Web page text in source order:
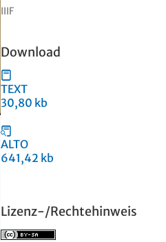
IIIF
Download
TEXT
30,80 kb
ALTO
641,42 kb
Lizenz-/Rechtehinweis